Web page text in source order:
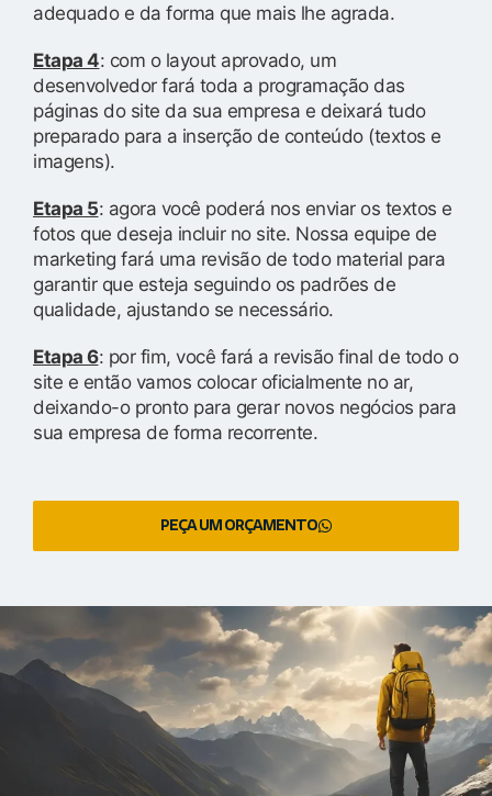
adequado e da forma que mais lhe agrada.
Etapa 4: com o layout aprovado, um
desenvolvedor fará toda a programação das
páginas do site da sua empresa e deixará tudo
preparado para a inserção de conteúdo (textos e
imagens).
Etapa 5: agora você poderá nos enviar os textos e
fotos que deseja incluir no site. Nossa equipe de
marketing fará uma revisão de todo material para
garantir que esteja seguindo os padrões de
qualidade, ajustando se necessário.
Etapa 6: por fim, você fará a revisão final de todo o
site e então vamos colocar oficialmente no ar,
deixando-o pronto para gerar novos negócios para
sua empresa de forma recorrente.
PEÇA UM ORÇAMENTO